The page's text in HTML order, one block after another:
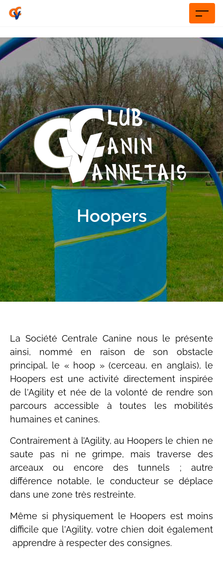
Hoopers
La Société Centrale Canine nous le présente
ainsi, nommé en raison de son obstacle
principal, le « hoop » (cerceau, en anglais), le
Hoopers est une activité directement inspirée
de l’Agility et née de la volonté de rendre son
parcours accessible àtoutes les mobilités
humaines et canines.
Contrairementà l’Agility, au Hoopers le chien ne
saute pas ni ne grimpe, mais traverse des
arceaux ou encore des tunnels ; autre
différence notable, le conducteur se déplace
dans une zone très restreinte.
Même si physiquement le Hoopers est moins
difficile que l’Agility, votre chien doit également
apprendre à respecter des consignes.